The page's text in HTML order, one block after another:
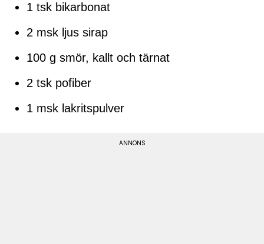
1 tsk bikarbonat
2 msk ljus sirap
100 g smör, kallt och tärnat
2 tsk pofiber
1 msk lakritspulver